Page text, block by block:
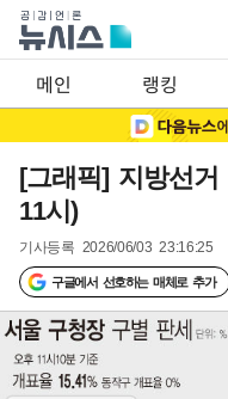
메인 랭킹
[그래픽] 지방선
11시)
기사등록 2026/06/03 23:16:25
구글에서 선호하는 매체로 추가